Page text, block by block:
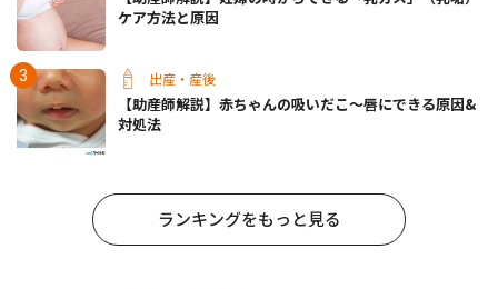
ケア方法と原因
出産・産後
【助産師解説】赤ちゃんの吸いだこ〜唇にできる原因&
対処法
ランキングをもっと見る